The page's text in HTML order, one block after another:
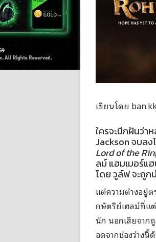
เขียนโดย
ใครจะนึกฝันว่า
Jackson จบล
Lord of the
ลม์ แฮมเมอร์แ
โดย วูล์ฟ จะถูก
แต่ความต่างอยู่ต
กษัตริย์เฮลม์ที่แต่
นัก นอกเสียจาก
อดจากช่องว่างนี้